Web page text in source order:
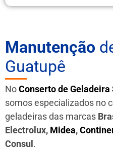
Manutenção
Guatupê
NoConserto de
somos especializados no
geladeiras das marcas
Electrolux, Midea,
Consul.